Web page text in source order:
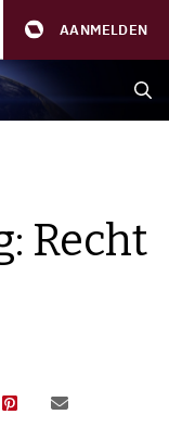
AANMELDEN
Recht